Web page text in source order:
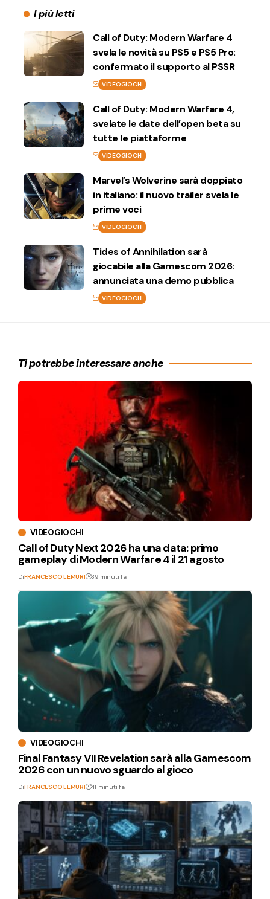
I più letti
Call of Duty: Modern Warfare 4
svela le novità su PS5 e PS5 Pro:
confermato il supporto al PSSR
VIDEOGIOCHI
Call of Duty: Modern Warfare 4,
svelate le date dell’open beta su
tutte le piattaforme
VIDEOGIOCHI
Marvel’s Wolverine sarà doppiato
in italiano: il nuovo trailer svela le
prime voci
VIDEOGIOCHI
Tides of Annihilation sarà
giocabile alla Gamescom 2026:
annunciata una demo pubblica
VIDEOGIOCHI
Ti potrebbe interessare anche
VIDEOGIOCHI
Call of Duty Next 2026 ha una data: primo
gameplay di Modern Warfare 4 il 21 agosto
DiFRANCESCO LEMURI 39 minuti fa
VIDEOGIOCHI
Final Fantasy VII Revelation sarà alla Gamescom
2026 con un nuovo sguardo al gioco
DiFRANCESCO LEMURI 41 minuti fa